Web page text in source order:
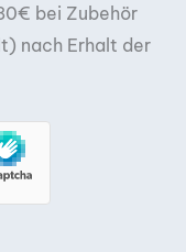
bei Zubehör
nach Erhalt der